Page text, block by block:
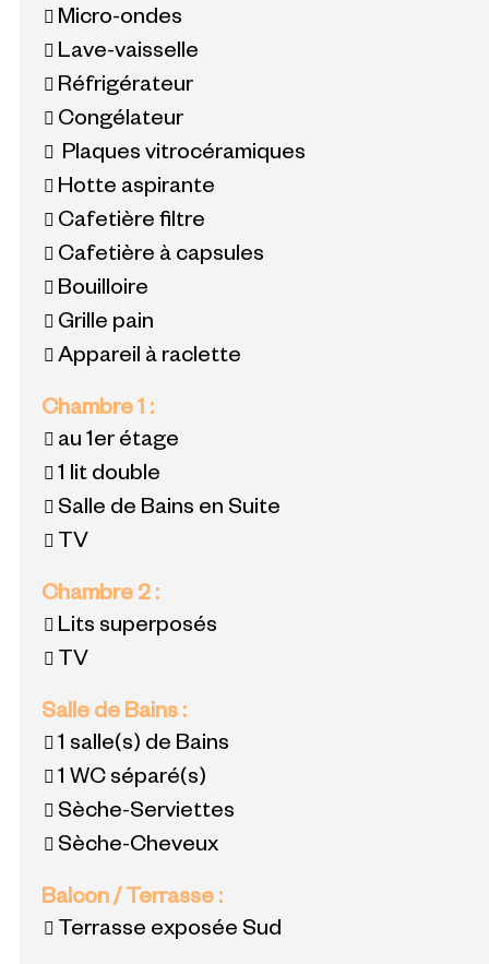
Micro-ondes
Lave-vaisselle
Réfrigérateur
Congélateur
Plaques vitrocéramiques
Hotte aspirante
Cafetière filtre
Cafetière à capsules
Bouilloire
Grille pain
Appareil à raclette
Chambre 1 :
au 1er étage
1 lit double
Salle de Bains en Suite
TV
Chambre 2 :
Lits superposés
TV
Salle de Bains :
1 salle(s) de Bains
1 WC séparé(s)
Sèche-Serviettes
Sèche-Cheveux
Balcon / Terrasse :
Terrasse exposée Sud